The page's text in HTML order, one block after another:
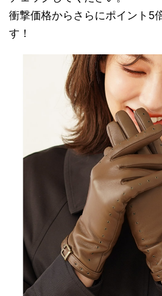
衝撃価格からさらにポイント5
す！